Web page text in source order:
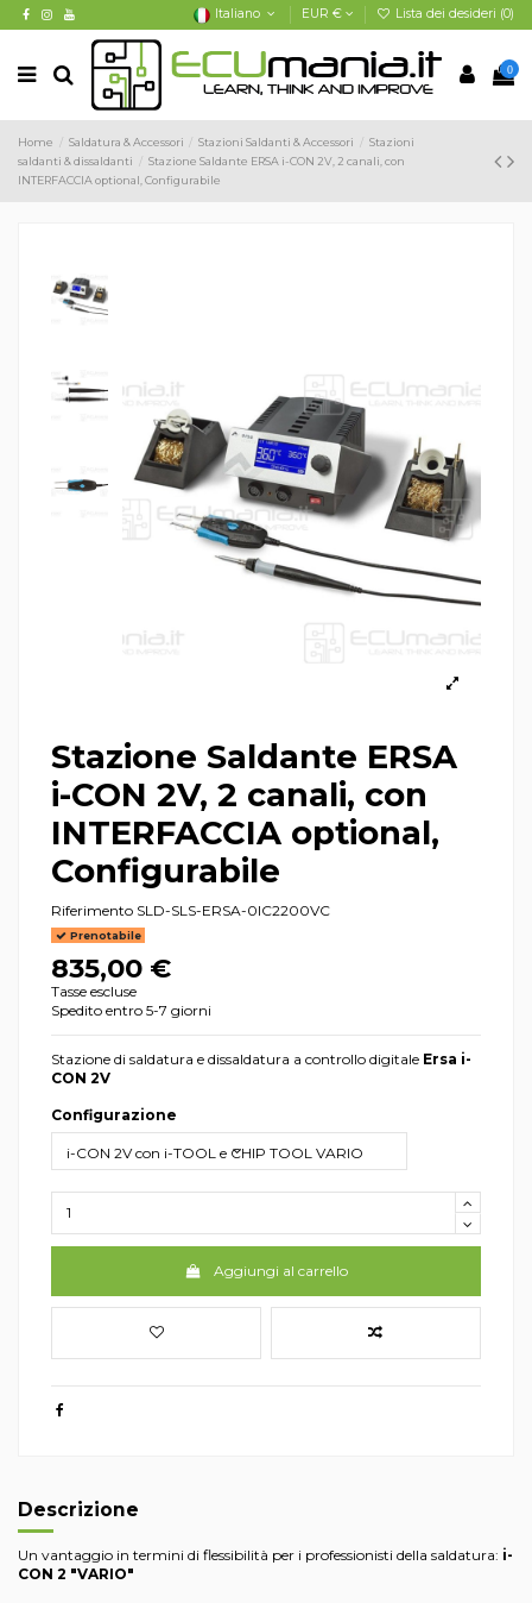
Italiano EUR € Lista dei desideri (0)
0
Home Saldatura & Accessori Stazioni Saldanti & Accessori
Stazioni
saldanti & dissaldanti
Stazione Saldante ERSA i-CON 2V, 2 canali, con
INTERFACCIA optional, Configurabile
Stazione Saldante ERSA
i-CON 2V, 2 canali, con
INTERFACCIA optional,
Configurabile
Riferimento SLD-SLS-ERSA-0IC2200VC
Prenotabile
835,00 €
Tasse escluse
Spedito entro 5-7 giorni
Stazione di saldatura e dissaldatura a controllo digitale Ersa i-
CON 2V
Configurazione
Aggiungi al carrello
Descrizione
Un vantaggio in termini di flessibilità per i professionisti della saldatura: i-
CON 2 "VARIO"